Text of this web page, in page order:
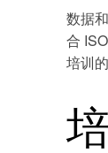
数据
合
培训